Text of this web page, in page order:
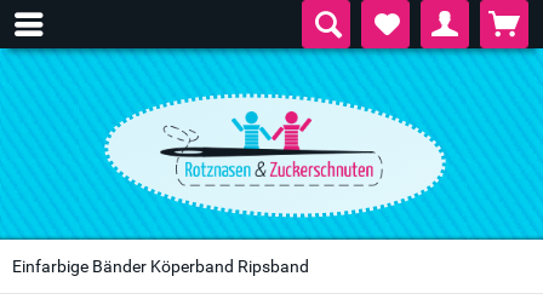
Einfarbige Bänder Köperband Ripsband